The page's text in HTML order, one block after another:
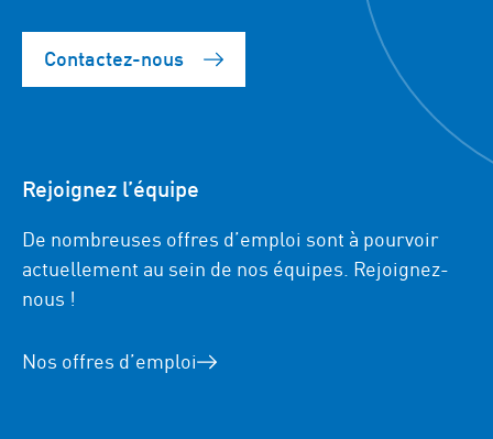
Contactez-nous
Rejoignez l’équipe
De nombreuses offres d’emploi sont à pourvoir
actuellement au sein de nos équipes. Rejoignez-
nous !
Nos offres d’emploi